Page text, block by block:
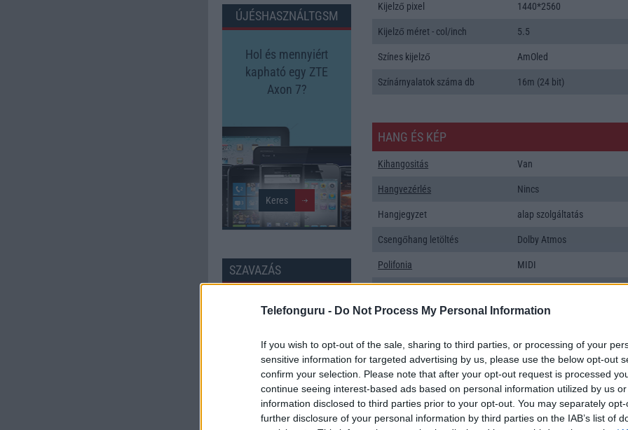
Telefonguru - Do Not Process My Personal Information
If you wish to opt-out of the sale, sharing to third parties, or processing of your
sensitive information for targeted advertising by us, please use the below opt-out
confirm your selection. Please note that after your opt-out request is processed
continue seeing interest-based ads based on personal information utilized by us
information disclosed to third parties prior to your opt-out. You may separately
further disclosure of your personal information by third parties on the IAB’s list of
ÚJÉSHASZNÁLTGSM
Hol és mennyiért
kapható egy ZTE
Axon 7?
SZAVAZÁS
Minőség: 9.80
Értékelés: 9.80 | Szavazatok: 5
Kijelző pixel 1440*2560
Kijelző méret - col/inch 5.5
Színes kijelző AmOled
Színárnyalatok száma db 16m (24 bit)
HANG ÉS KÉP
Kihangositás Van
Hangvezérlés Nincs
Hangjegyzet alap szolgáltatás
Csengőhang letöltés Dolby Atmos
Polifonia MIDI
mikrofonnal!
Kamera
Max. kamera felbontás (több
kamera esetén)
20 Mpixel
Video lejátszás 4K UHD lejátszó